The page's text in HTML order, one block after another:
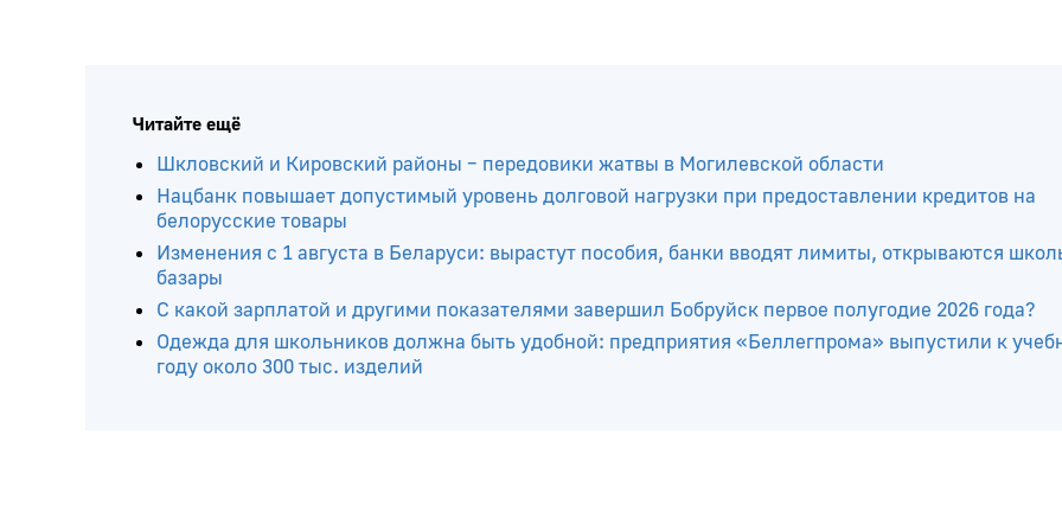
Читайте ещё
Шкловский и Кировский районы – передовики жатвы в Могилевской области
Нацбанк повышает допустимый уровень долговой нагрузки при предоставлении кредитов на
белорусские товары
Изменения с 1 августа в Беларуси: вырастут пособия, банки вводят лимиты, открываются
базары
С какой зарплатой и другими показателями завершил Бобруйск первое полугодие 2026 года?
Одежда для школьников должна быть удобной: предприятия «Беллегпрома» выпустили к
году около 300 тыс. изделий